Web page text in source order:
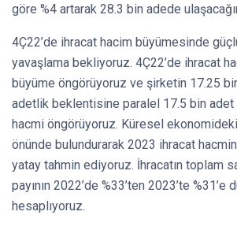
göre %4 artarak 28.3 bin adede
4Ç22’de ihracat hacim büyümesinde
yavaşlama bekliyoruz. 4Ç22’de ihracat
büyüme öngörüyoruz ve şirketin 17.25
adetlik beklentisine paralel 17.5 bin
hacmi öngörüyoruz. Küresel
önünde bulundurarak 2023 ihracat
yatay tahmin ediyoruz. İhracatın toplam
payının 2022’de %33’ten 2023’te %31’e
hesaplıyoruz.